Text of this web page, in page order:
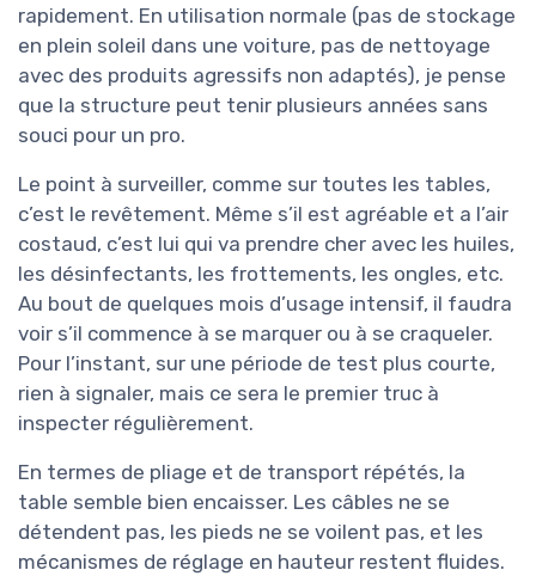
rapidement. En utilisation normale (pas de stockage
en plein soleil dans une voiture, pas de nettoyage
avec des produits agressifs non adaptés), je pense
que la structure peut tenir plusieurs années sans
souci pour un pro.
Le point à surveiller, comme sur toutes les tables,
c’est le revêtement. Même s’il est agréable et a l’air
costaud, c’est lui qui va prendre cher avec les huiles,
les désinfectants, les frottements, les ongles, etc.
Au bout de quelques mois d’usage intensif, il faudra
voir s’il commence à se marquer ou à se craqueler.
Pour l’instant, sur une période de test plus courte,
rien à signaler, mais ce sera le premier truc à
inspecter régulièrement.
En termes de pliage et de transport répétés, la
table semble bien encaisser. Les câbles ne se
détendent pas, les pieds ne se voilent pas, et les
mécanismes de réglage en hauteur restent fluides.